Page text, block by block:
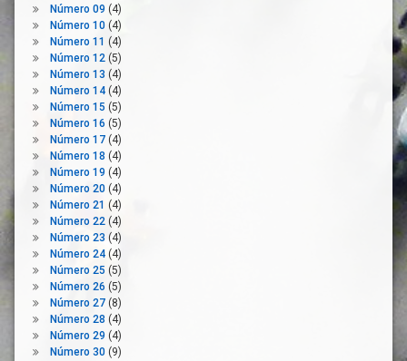
Higiene
Inversión
Pública
Medio
Ambiente
Movilidad
Pandemia
Plan
Urbanístico
Población
Política
Recursos
Públicos
Salud
Salud
Pública
Sanidad
Número 09 (4)
Número 10(4)
Número 11 (4)
Número 12(5)
Número 13 (4)
Número 14(4)
Número 15 (5)
Número 16 (5)
Número 17(4)
Número 18 (4)
Número 19 (4)
Número 20(4)
Número 21 (4)
Número 22(4)
Número 23(4)
Número 24(4)
Número 25 (5)
Número 26 (5)
Número 27(8)
Número 28 (4)
Número 29 (4)
Número 30(9)